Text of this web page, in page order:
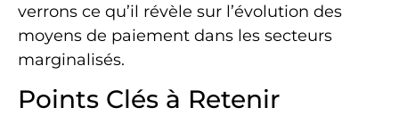
verrons ce qu’il révèle sur l’évolution des
moyens de paiement dans les secteurs
marginalisés.
Points Clés à Retenir